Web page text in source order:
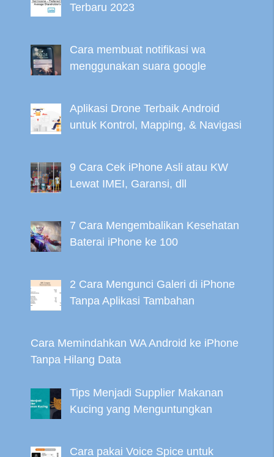
Terbaru 2023
Cara membuat notifikasi wa
menggunakan suara google
Aplikasi Drone Terbaik Android
untuk Kontrol, Mapping, & Navigasi
9 Cara Cek iPhone Asli atau KW
Lewat IMEI, Garansi, dll
7 Cara Mengembalikan Kesehatan
Baterai iPhone ke 100
2 Cara Mengunci Galeri di iPhone
Tanpa Aplikasi Tambahan
Cara Memindahkan WA Android ke iPhone
Tanpa Hilang Data
Tips Menjadi Supplier Makanan
Kucing yang Menguntungkan
Cara pakai Voice Spice untuk